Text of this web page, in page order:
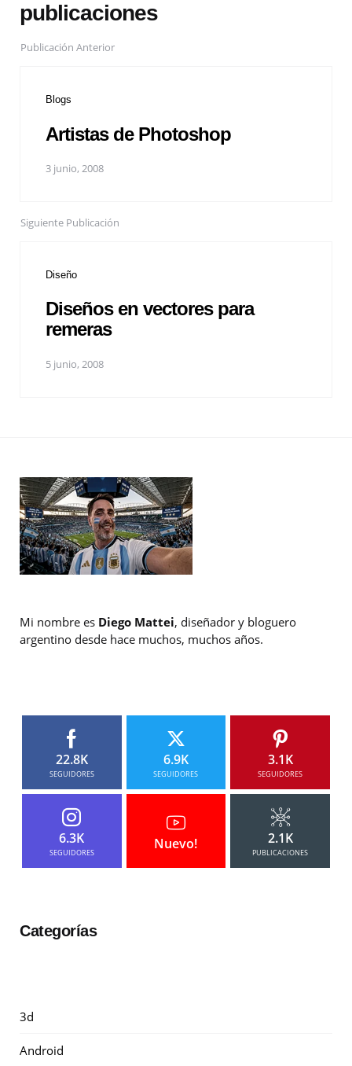
publicaciones
Publicación Anterior
Blogs
Artistas de Photoshop
3 junio, 2008
Siguiente Publicación
Diseño
Diseños en vectores para
remeras
5 junio, 2008
Mi nombre es Diego Mattei, diseñador y bloguero
argentino desde hace muchos, muchos años.
22.8K
SEGUIDORES
6.9K
SEGUIDORES
3.1K
SEGUIDORES
6.3K
SEGUIDORES
Nuevo! 2.1K
PUBLICACIONES
Categorías
3d
Android